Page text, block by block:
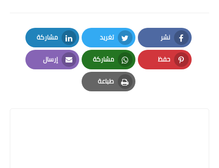
نشر
Facebook
تغريد
Twitter
مشاركة
LinkedIn
حفظ
Pinterest
مشاركة
Whatsapp
إرسال
Email
طباعة
Print